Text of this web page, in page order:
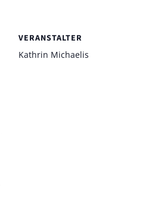
VERANSTALTER
Kathrin Michaelis